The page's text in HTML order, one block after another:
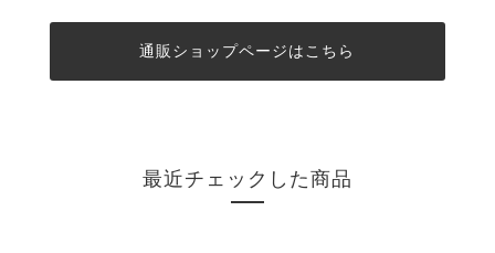
通販ショップページはこちら
最近チェックした商品